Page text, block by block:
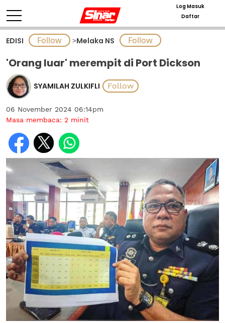
Log Masuk
Daftar
EDISI >Melaka NS
'Orang luar' merempit di Port Dickson
SYAMILAH ZULKIFLI
06 November 2024 06:14pm
Masa membaca: 2 minit